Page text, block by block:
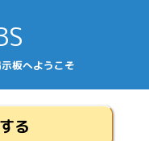
板へようこそ
る